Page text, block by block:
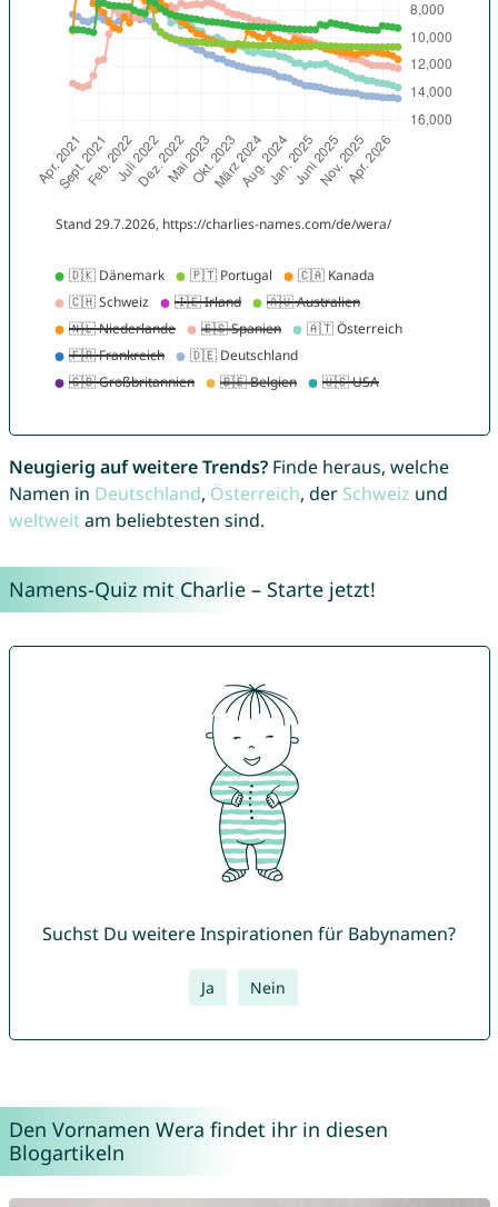
Neugierig auf weitere Trends?Finde heraus, welche
Namen in Deutschland, Österreich, der Schweiz und
weltweitam beliebtesten sind.
Namens-Quiz mit Charlie – Starte jetzt!
Suchst Du weitere Inspirationen für Babynamen?
Ja Nein
Den Vornamen Wera findet ihr in diesen
Blogartikeln